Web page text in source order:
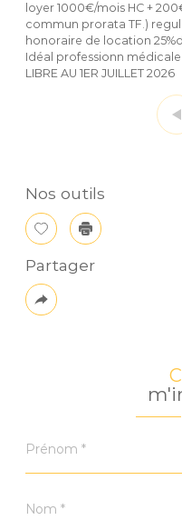
loyer 1000€/mois HC +
commun prorata TF.)
honoraire de location
Idéal professionn médicale
LIBRE AU 1ER JUILLET 2026
Nos outils
Sélectionner
Imprimer
Partager
Plus
de
*
*